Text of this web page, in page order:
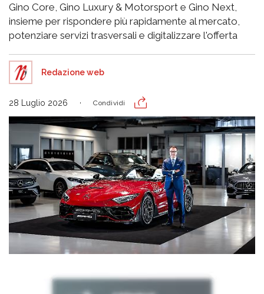
Gino Core, Gino Luxury & Motorsport e Gino Next,
insieme per rispondere più rapidamente al mercato,
potenziare servizi trasversali e digitalizzare l'offerta
Redazione web
28 Luglio 2026 Condividi